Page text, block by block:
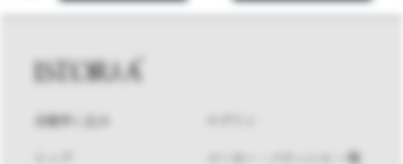
会員申し込み
メーカー・パティシエ 一覧